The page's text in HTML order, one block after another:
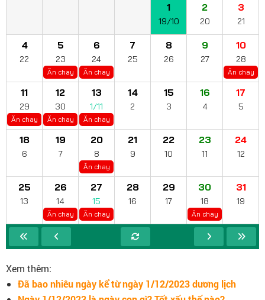
1
19/10
2
20
3
21
4
22
5
23
Ăn chay
6
24
Ăn chay
7
25
8
26
9
27
10
28
Ăn chay
11
29
Ăn chay
12
30
Ăn chay
13
1/11
Ăn chay
14
2
15
3
16
4
17
5
18
6
19
7
20
8
Ăn chay
21
9
22
10
23
11
24
12
25
13
26
14
Ăn chay
27
15
Ăn chay
28
16
29
17
30
18
Ăn chay
31
19
Xem thêm:
Đã bao nhiêu ngày kể từ ngày 1/12/2023 dương lịch